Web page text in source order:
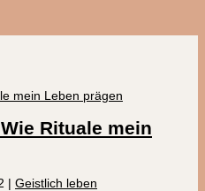
Rituale mein
| Geistlich leben